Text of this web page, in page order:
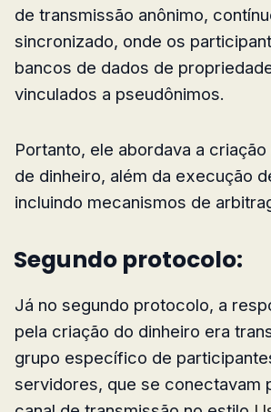
de transmissão anônimo,
sincronizado, onde os
bancos de dados de
vinculados a pseudônimos.
Portanto, ele abordava a
de dinheiro, além da execução
incluindo mecanismos de
Segundo protocolo:
Já no segundo protocolo, a
pela criação do dinheiro era
grupo específico de
servidores, que se conectavam